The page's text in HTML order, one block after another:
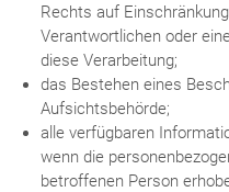
Rechts auf
Verantwortlichen oder
diese Verarbeitung;
das Bestehen eines
Aufsichtsbehörde;
alle verfügbaren
wenn die
betroffenen Person